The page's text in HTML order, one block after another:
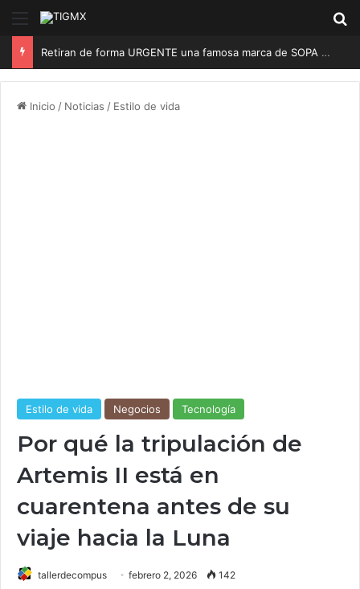
Menú
Retiran de forma URGENTE una famosa marca de SOPA INSTANTÁNEA, podría causar reacciones mortales
Inicio / Noticias / Estilo de vida
Estilo de vida Negocios Tecnología
Por qué la tripulación de
Artemis II está en
cuarentena antes de su
viaje hacia la Luna
tallerdecompus febrero 2, 2026 142